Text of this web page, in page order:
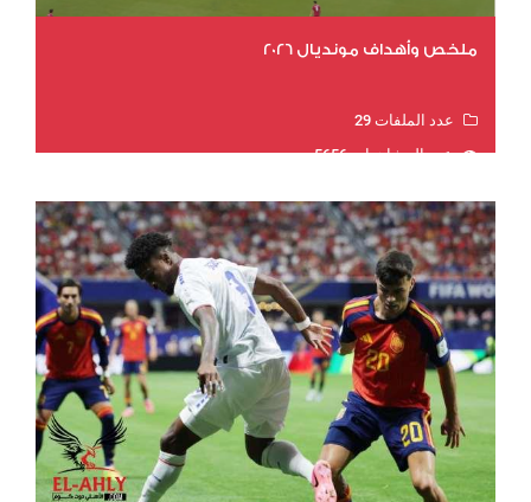
ملخص وأهداف مونديال 2026
عدد الملفات 29
عدد المشاهدات 5656